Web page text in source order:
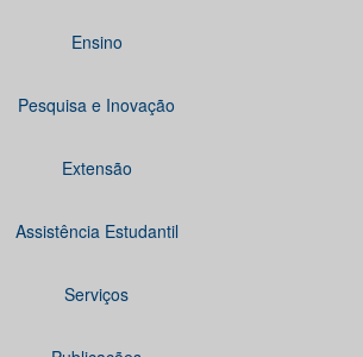
Ensino
Pesquisa e Inovação
Extensão
Assistência Estudantil
Serviços